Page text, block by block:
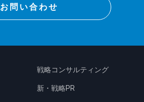
お問い合わせ
戦略コンサルティング
新・戦略PR